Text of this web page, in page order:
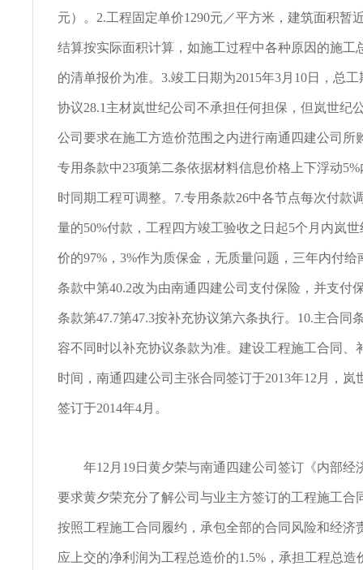
元）。2.工程固定单价1290元／平方米，建筑面积暂
结算按实际面积计算，如施工过程中各种原因的施工
的清单报价为准。3.竣工日期为2015年3月10日，总工
协议28.1主材岚世纪公司不承担任何担保，但岚世纪
公司要求在施工方造价范围之内进行南通四建公司所
专用条款中23项第二条依据材料信息价格上下浮动
时同期工程可调整。7.专用条款26中各节点每次付款
量的50%付款，工程四方竣工验收之日起5个月内岚
价的97%，3%作为质保金，无质量问题，三年内付给
条款中第40.2改为由南通四建公司支付保险，并支付
条款第47.7第47.3按补充协议第六条执行。10.主合同
容不同时以补充协议条款为准。建设工程施工合同、
时间，南通四建公司主张合同签订于2013年12月，岚
签订于2014年4月。
年12月19日黄夕荣与南通四建公司签订《内部经
要求黄夕荣充分了解公司与业主方签订的工程施工合
按照工程施工合同履约，承包全部的合同风险和经济
应上交的净利润为工程总造价的1.5%，承担工程总造